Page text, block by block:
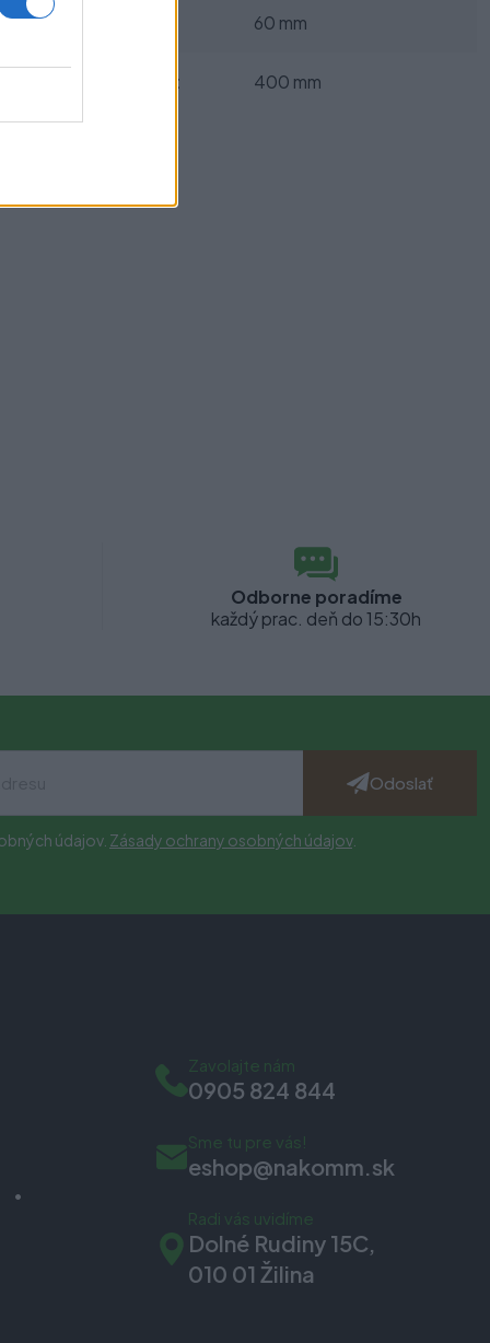
60 mm
Dĺžka mriežky: 400 mm
Odborne poradíme
každý prac. deň do 15:30h
Odoslať
údajov. Zásady ochrany osobných údajov.
Zavolajte nám
0905 824 844
Sme tu pre vás!
eshop@nakomm.sk
Radi vás uvidíme
Dolné Rudiny 15C,
010 01 Žilina